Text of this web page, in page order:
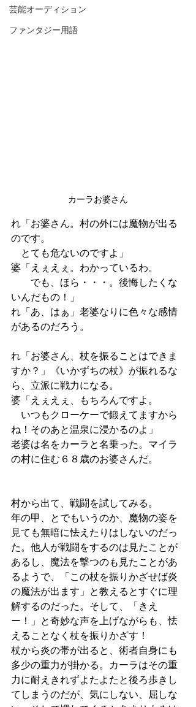
芸能オーディション
ファンタジー用語
カーラお婆さん
れ「お婆さん。村の外には魔物が出る
のです。
とても危ないのですよ」
婆「えぇえぇ。わかっているわ。
でも、ほら・・・。後悔したくな
いんだもの！」
れ「あ、はぁ」老婆なりに色々な感情
があるのだろう。
れ「お婆さん、杖を振ることはできま
すか？」《いかずちの杖》が振れるな
ら、立派に戦力になる。
婆「えぇえぇ、もちろんですよ。
いつもクローケーで鍛えてますから
ね！そのあと温泉に浸かるのよ」
老婆は名をカーラと名乗った。マイラ
の村に住む６８歳のお婆さんだ。
村から出て、戦闘を試してみる。
年の甲、とでもいうのか、魔物の姿を
見ても無暗に怯えたりはしないのだっ
た。他人が戦闘をするのは見たことが
あるし、魔法を撃つのも見たことがあ
るようで、「この杖を振りかざせば炎
の魔法が出ます」と教えるとすぐに理
解するのだった。そして、「きえ
ー！」と奇妙な声を上げながらも、怯
えることなく杖を振りかざす！
杖から炎の帯が出ると、術者自身にも
多少の重力が掛かる。カーラはその重
力に耐えきれずよたよたと後ろ歩きし
てしまうのだが、気にしない、屈しな